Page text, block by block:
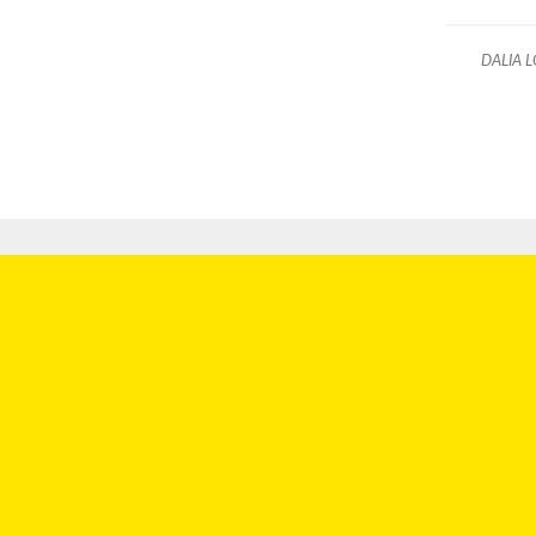
DALIA